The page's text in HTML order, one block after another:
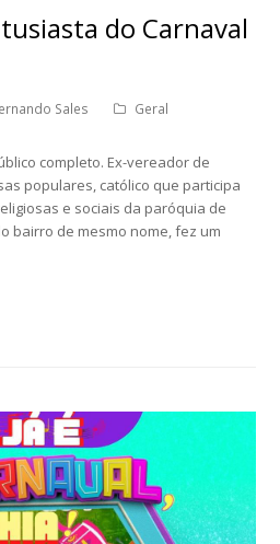
do Carnaval
Sales
Geral
completo. Ex-vereador de
populares, católico que participa
e sociais da paróquia de
bairro de mesmo nome, fez um